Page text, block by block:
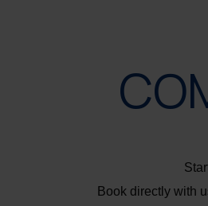
Book directly with